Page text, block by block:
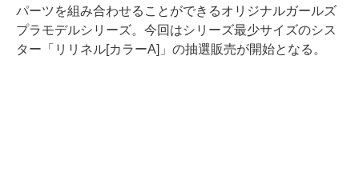
パーツを組み合わせることができるオリジナルガールズ
プラモデルシリーズ。今回はシリーズ最少サイズのシス
ター「リリネル[カラーA]」の抽選販売が開始となる。